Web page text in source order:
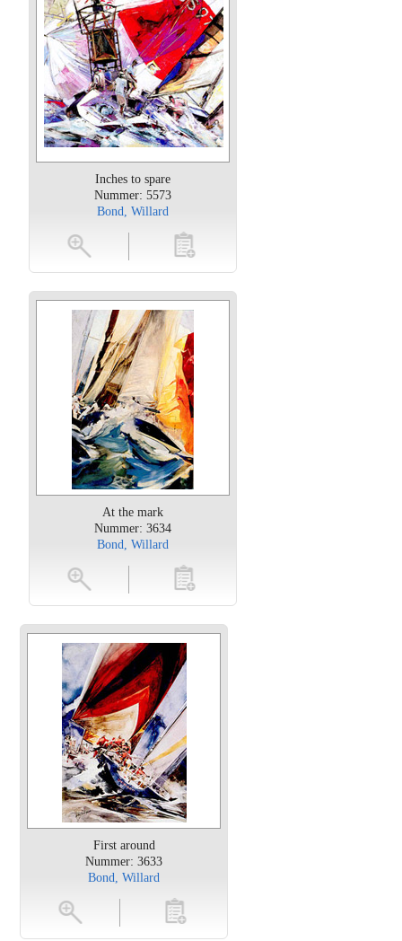
Inches to spare
Nummer: 5573
Bond, Willard
toevoegen
At the mark
Nummer: 3634
Bond, Willard
toevoegen
First around
Nummer: 3633
Bond, Willard
toevoegen